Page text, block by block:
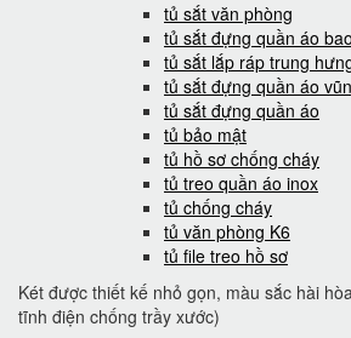
tủ sắt văn phòng
tủ sắt đựng quần áo
tủ sắt lắp ráp trung
tủ sắt đựng quần áo
tủ sắt đựng quần áo
tủ bảo mật
tủ hồ sơ chống cháy
tủ treo quần áo inox
tủ chống cháy
tủ văn phòng K6
tủ file treo hồ sơ
Két được thiết kế nhỏ gọn, màu sắc hài
tĩnh điện chống trầy xước)